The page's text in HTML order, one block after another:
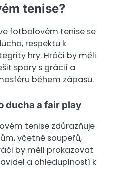
tenise?
fotbalovém tenise se
respektu k
hry. Hráči by měli
spory s grácií a
během zápasu.
ducha a fair play
tenise zdůrazňuje
včetně soupeřů,
by měli prokazovat
a ohleduplností k